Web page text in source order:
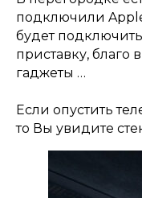
подключили
будет
приставку, благо
гаджеты …
Если опустить
то Вы увидите